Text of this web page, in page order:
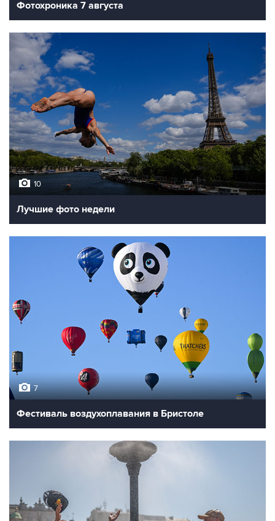
Фотохроника 7 августа
10
Лучшие фото недели
7
Фестиваль воздухоплавания в Бристоле